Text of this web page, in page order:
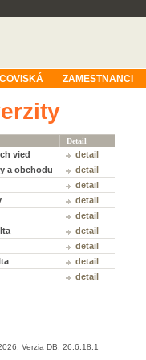
ZAMESTNANCI
Detail
vied
detail
a obchodu
detail
detail
detail
detail
detail
detail
detail
detail
Verzia DB: 26.6.18.1